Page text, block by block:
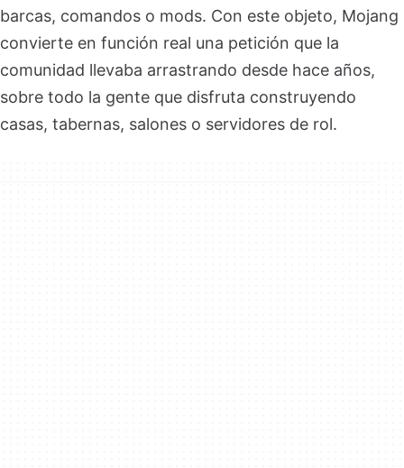
barcas, comandos o mods. Con este objeto, Mojang
convierte en función real una petición que la
comunidad llevaba arrastrando desde hace años,
sobre todo la gente que disfruta construyendo
casas, tabernas, salones o servidores de rol.